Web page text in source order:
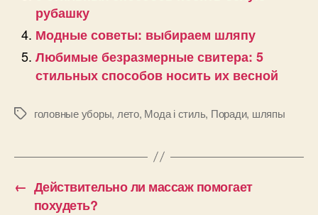
рубашку
Модные советы: выбираем шляпу
Любимые безразмерные свитера: 5
стильных способов носить их весной
Позначкиголовные уборы, лето, Мода і стиль, Поради, шляпы
← Действительно ли массаж помогает
похудеть?